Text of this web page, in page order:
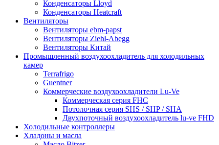
Конденсаторы Lloyd
Конденсаторы Heatcraft
Вентиляторы
Вентиляторы ebm-papst
Вентиляторы Ziehl-Abegg
Вентиляторы Китай
Промышленный воздухоохладитель для холодильных
камер
Terrafrigo
Guentner
Коммерческие воздухоохладители Lu-Ve
Коммерческая серия FHC
Потолочная серия SHS / SHP / SHA
Двухпоточный воздухоохладитель lu-ve FHD
Холодильные контроллеры
Хладоны и масла